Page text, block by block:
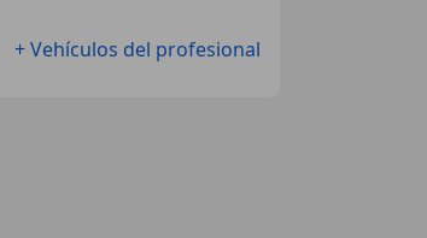
+ Vehículos del profesional